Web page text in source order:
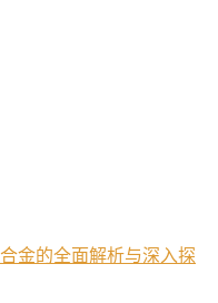
金的全面解析与深入探